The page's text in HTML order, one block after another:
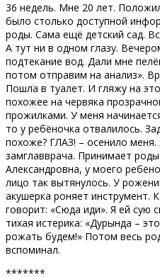
36 недель. Мне 20 лет.
было столько доступной
роды. Сама ещё детский сад.
А тут ни в одном глазу.
подтекание вод. Дали мне
потом отправим на анализ».
Пошла в туалет. И гляжу на
похожее на червяка
прожилками. У меня
то у ребёночка отвалилось.
похоже? ГЛАЗ! – осенило меня.
замглавврача. Принимает
Александровна, у моего
лицо так вытянулось. У
акушерка роняет инструмент.
говорит: «Сюда иди». Я ей сую
тихая истерика: «Дурында –
рожать будем!» Потом весь
вспоминал.
*******